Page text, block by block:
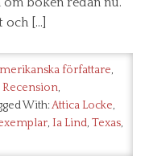
och […]
författare,
Recension,
With:Attica Locke,
, Ia Lind, Texas,